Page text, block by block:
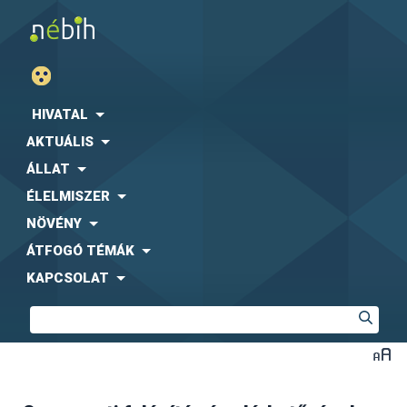
HIVATAL
AKTUÁLIS
ÁLLAT
ÉLELMISZER
NÖVÉNY
ÁTFOGÓ TÉMÁK
KAPCSOLAT